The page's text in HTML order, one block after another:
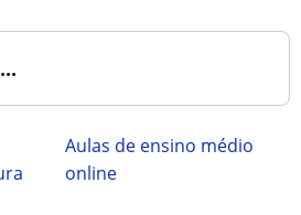
Aulas de ensino médio
online